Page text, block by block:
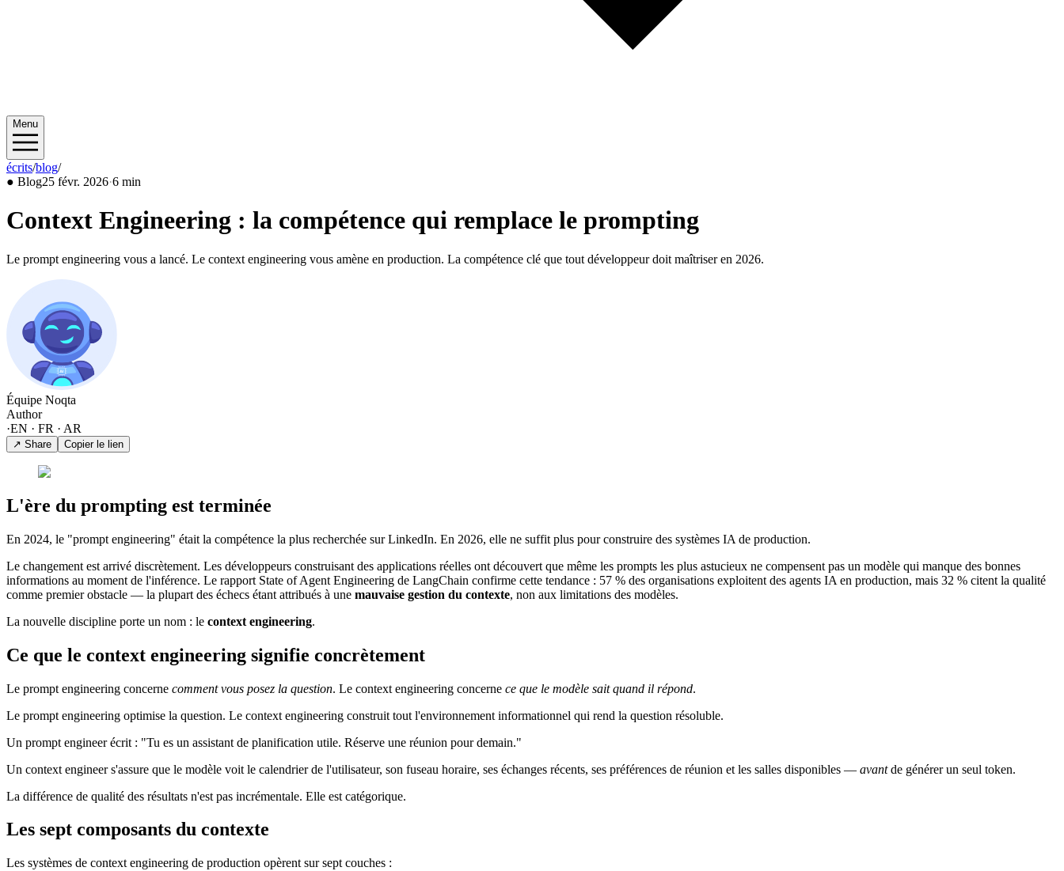
Menu
écrits/blog/2026/02
● Blog25 févr. 2026·6 min
Context Engineering : la compétence qui remplace le prompting
Le prompt engineering vous a lancé. Le context engineering vous amène en production. La compétence clé que tout développeur doit maîtriser en 2026.
Équipe Noqta
Author
·EN · FR · AR
↗ Share Copier le lien
L'ère du prompting est terminée
En 2024, le "prompt engineering" était la compétence la plus recherchée sur LinkedIn. En 2026, elle ne suffit plus pour construire des systèmes IA de production.
Le changement est arrivé discrètement. Les développeurs construisant des applications réelles ont découvert que même les prompts les plus astucieux ne compensent pas un modèle qui manque des bonnes
informations au moment de l'inférence. Le rapport State of Agent Engineering de LangChain confirme cette tendance : 57 % des organisations exploitent des agents IA en production, mais 32 % citent la qualité
comme premier obstacle — la plupart des échecs étant attribués à une mauvaise gestion du contexte, non aux limitations des modèles.
La nouvelle discipline porte un nom : le context engineering.
Ce que le context engineering signifie concrètement
Le prompt engineering concerne comment vous posez la question. Le context engineering concerne ce que le modèle sait quand il répond.
Le prompt engineering optimise la question. Le context engineering construit tout l'environnement informationnel qui rend la question résoluble.
Un prompt engineer écrit : "Tu es un assistant de planification utile. Réserve une réunion pour demain."
Un context engineer s'assure que le modèle voit le calendrier de l'utilisateur, son fuseau horaire, ses échanges récents, ses préférences de réunion et les salles disponibles — avantde générer un seul token.
La différence de qualité des résultats n'est pas incrémentale. Elle est catégorique.
Les sept composants du contexte
Les systèmes de context engineering de production opèrent sur sept couches :